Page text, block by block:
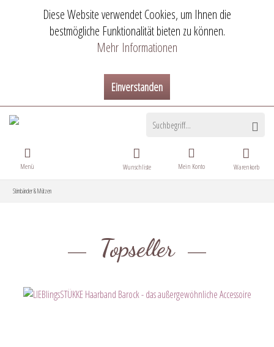
Diese Website verwendet Cookies, um Ihnen die
bestmögliche Funktionalität bieten zu können.
Mehr Informationen
Einverstanden
Warenkorb
Wunschliste Mein Konto
Menü
Stirnbänder & Mützen
Topseller